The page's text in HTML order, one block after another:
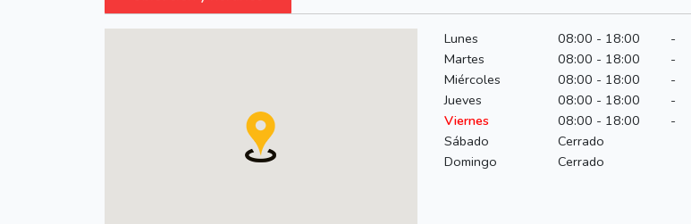
Lunes 08:00 - 18:00
-
Martes
08:00 - 18:00
-
Miércoles
08:00 - 18:00
-
Jueves
08:00 - 18:00
-
Viernes
08:00 - 18:00
-
Sábado
Cerrado
Domingo
Cerrado